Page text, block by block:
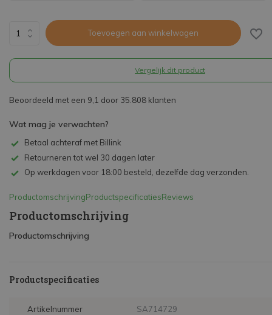
Toevoegen aan winkelwagen
Vergelijk dit product
Beoordeeld met een 9,1 door 35.808 klanten
Wat mag je verwachten?
Betaal achteraf met Billink
Retourneren tot wel 30 dagen later
Op werkdagen voor 18:00 besteld, dezelfde dag verzonden.
ProductomschrijvingProductspecificatiesReviews
Productomschrijving
Productomschrijving
Productspecificaties
Artikelnummer SA714729